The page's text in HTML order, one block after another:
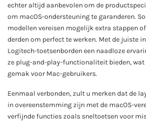
echter altijd aanbevolen om de
om macOS-ondersteuning te garanderen.
modellen vereisen mogelijk extra stappen
derden om perfect te werken. Met de juiste
Logitech-toetsenborden een naadloze
ze plug-and-play-functionaliteit bieden,
gemak voor Mac-gebruikers.
Eenmaal verbonden, zult u merken dat de
in overeenstemming zijn met de macOS-
verfijnde functies zoals sneltoetsen voor